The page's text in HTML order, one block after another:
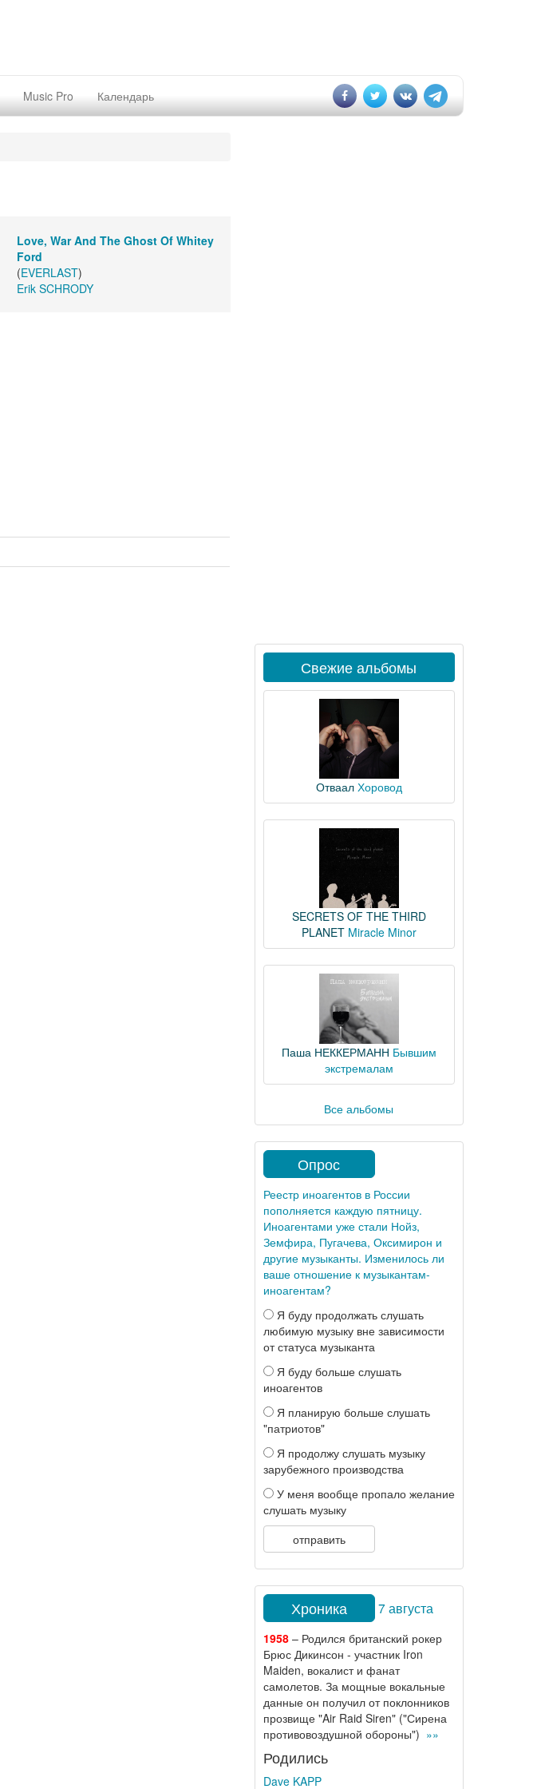
Music Pro Календарь
Love, War And The Ghost Of Whitey
Ford
(EVERLAST)
Erik SCHRODY
Свежие альбомы
Отваал Хоровод
SECRETS OF THE THIRD
PLANET Miracle Minor
Паша НЕККЕРМАНН Бывшим
экстремалам
Все альбомы
Опрос
Реестр иноагентов в России
пополняется каждую пятницу.
Иноагентами уже стали Нойз,
Земфира, Пугачева, Оксимирон и
другие музыканты. Изменилось ли
ваше отношение к музыкантам-
иноагентам?
Я буду продолжать слушать
любимую музыку вне зависимости
от статуса музыканта
Я буду больше слушать
иноагентов
Я планирую больше слушать
"патриотов"
Я продолжу слушать музыку
зарубежного производства
У меня вообще пропало желание
слушать музыку
отправить
Хроника 7 августа
1958– Родился британский рокер
Брюс Дикинсон - участник Iron
Maiden, вокалист и фанат
самолетов. За мощные вокальные
данные он получил от поклонников
прозвище "Air Raid Siren" ("Сирена
противовоздушной обороны") »»
Родились
Dave KAPP